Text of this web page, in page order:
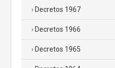
Decretos 1967
Decretos 1966
Decretos 1965